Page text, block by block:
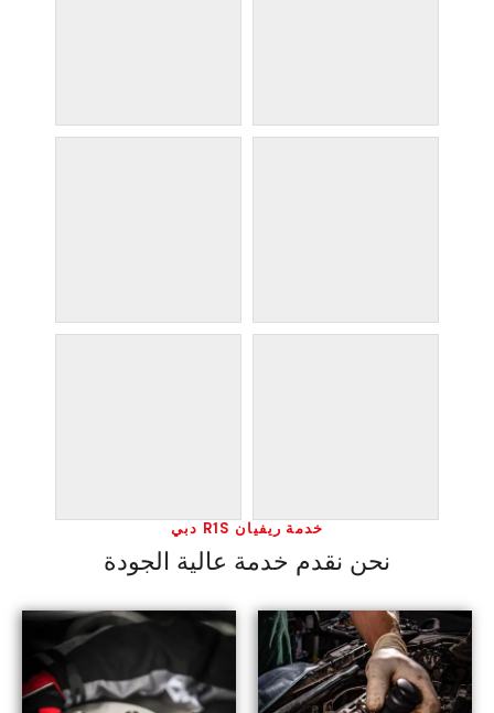
خدمة ريفيان R1S دبي
نحن نقدم خدمة عالية الجودة